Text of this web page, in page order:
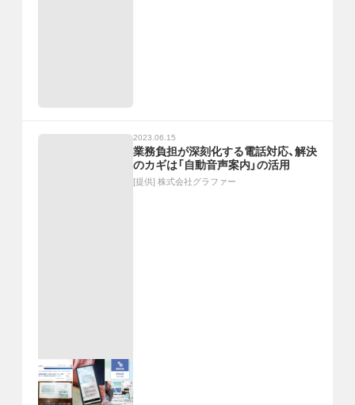
2023.06.15
業務負担が深刻化する電話対応、解決
のカギは「自動音声案内」の活用
[提供] 株式会社グラファー